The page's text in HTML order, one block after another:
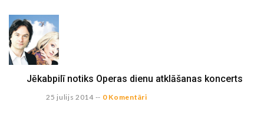
Jēkabpilī notiks Operas dienu atklāšanas koncerts
25 julijs 2014-- 0 Komentāri